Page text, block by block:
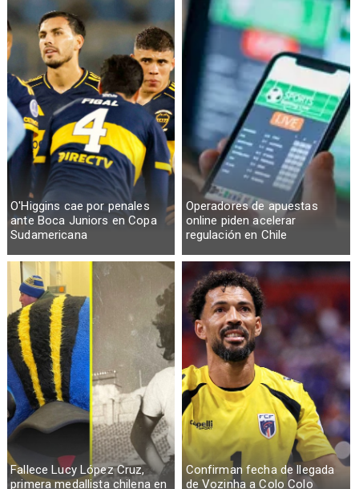
O'Higgins cae por penales
ante Boca Juniors en Copa
Sudamericana
Operadores de apuestas
online piden acelerar
regulación en Chile
Fallece Lucy López Cruz,
primera medallista chilena en
Confirman fecha de llegada
de Vozinha a Colo Colo